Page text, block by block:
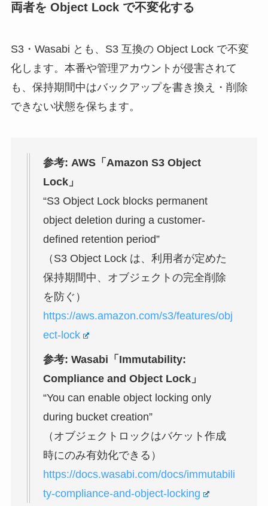
両者を Object Lock で不変化する
S3・Wasabi とも、S3 互換の Object Lock で不変
化します。本番や管理アカウントが侵害されて
も、保持期間中はバックアップを書き換え・削除
できない状態を保ちます。
参考: AWS「Amazon S3 Object
Lock」
“S3 Object Lock blocks permanent
object deletion during a customer-
defined retention period”
（S3 Object Lock は、利用者が定めた
保持期間中、オブジェクトの完全削除
を防ぐ）
https://aws.amazon.com/s3/features/obj
ect-lock
参考: Wasabi「Immutability:
Compliance and Object Lock」
“You can enable object locking only
during bucket creation”
（オブジェクトロックはバケット作成
時にのみ有効化できる）
https://docs.wasabi.com/docs/immutabili
ty-compliance-and-object-locking